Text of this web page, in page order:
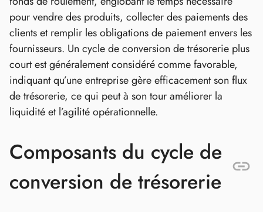
pour vendre des produits, collecter des paiements des
clients et remplir les obligations de paiement envers les
fournisseurs. Un cycle de conversion de trésorerie plus
court est généralement considéré comme favorable,
indiquant qu’une entreprise gère efficacement son flux
de trésorerie, ce qui peut à son tour améliorer la
liquidité et l’agilité opérationnelle.
Composants du cycle de
conversion de trésorerie